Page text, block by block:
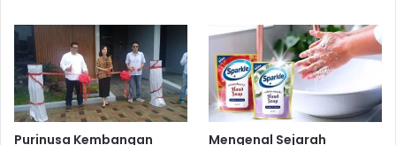
Purinusa Kembangan
Mengenal Sejarah